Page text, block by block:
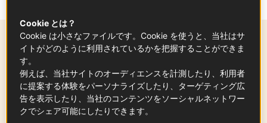
材料for - +
ヴァンデ産白インゲン豆 PGI （水煮）
120g
Cookie とは？
Cookie は小さなファイルです。Cookie を使うと、当社はサ
イトがどのように利用されているかを把握することができま
す。
例えば、当社サイトのオーディエンスを計測したり、利用者
に提案する体験をパーソナライズしたり、ターゲティング広
告を表示したり、当社のコンテンツをソーシャルネットワー
クでシェア可能にしたりできます。